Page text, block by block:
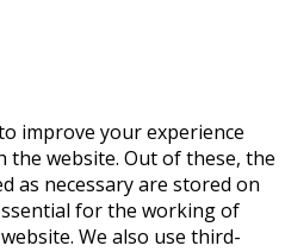
improve your experience
website. Out of these, the
as necessary are stored on
for the working of
We also use third-